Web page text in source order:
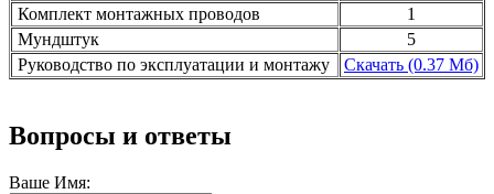
Комплект монтажных проводов
1
Мундштук
5
Руководство по эксплуатации и монтажу
Скачать (0.37 Мб)
Вопросы и ответы
Ваше Имя: